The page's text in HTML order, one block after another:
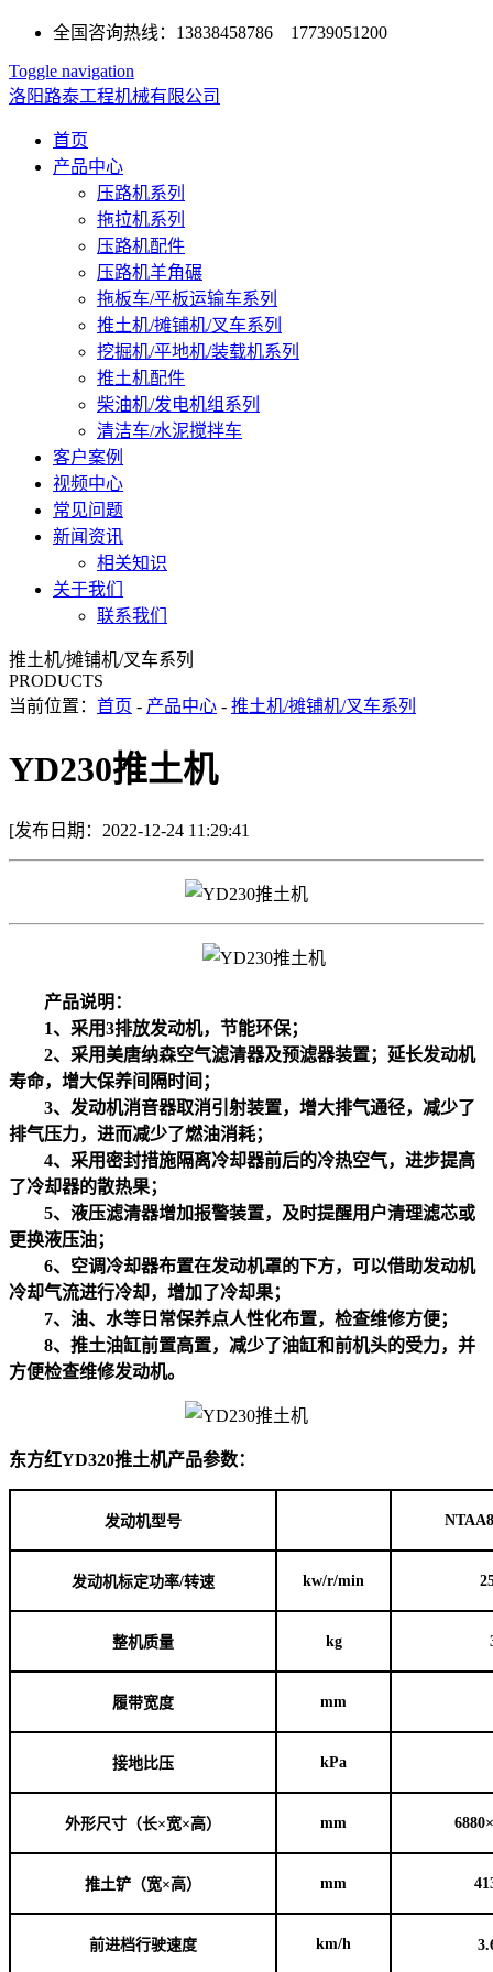
全国咨询热线：13838458786 17739051200
Toggle navigation
洛阳路泰工程机械有限公司
首页
产品中心
压路机系列
拖拉机系列
压路机配件
压路机羊角碾
拖板车/平板运输车系列
推土机/摊铺机/叉车系列
挖掘机/平地机/装载机系列
推土机配件
柴油机/发电机组系列
清洁车/水泥搅拌车
客户案例
视频中心
常见问题
新闻资讯
相关知识
关于我们
联系我们
推土机/摊铺机/叉车系列
PRODUCTS
当前位置： 首页 - 产品中心 - 推土机/摊铺机/叉车系列
YD230推土机
[发布日期：2022-12-24 11:29:41
产品说明：
1、采用3排放发动机，节能环保；
2、采用美唐纳森空气滤清器及预滤器装置；延长发动机
寿命，增大保养间隔时间；
3、发动机消音器取消引射装置，增大排气通径，减少了
排气压力，进而减少了燃油消耗；
4、采用密封措施隔离冷却器前后的冷热空气，进步提高
了冷却器的散热果；
5、液压滤清器增加报警装置，及时提醒用户清理滤芯或
更换液压油；
6、空调冷却器布置在发动机罩的下方，可以借助发动机
冷却气流进行冷却，增加了冷却果；
7、油、水等日常保养点人性化布置，检查维修方便；
8、推土油缸前置高置，减少了油缸和前机头的受力，并
方便检查维修发动机。
东方红YD320推土机产品参数：
发动机型号
发动机标定功率/转速 kw/r/min
整机质量 kg
履带宽度 mm
接地比压 kPa
外形尺寸（长×宽×高） mm 6880×
推土铲（宽×高） mm
前进档行驶速度 km/h